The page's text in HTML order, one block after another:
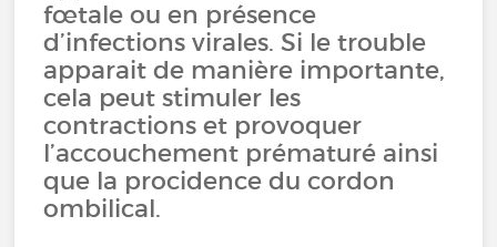
fœtale ou en présence
d’infections virales. Si le trouble
apparait de manière importante,
cela peut stimuler les
contractions et provoquer
l’accouchement prématuré ainsi
que la procidence du cordon
ombilical.